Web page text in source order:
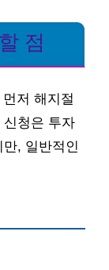
점
저 해지절
신청은 투자
, 일반적인